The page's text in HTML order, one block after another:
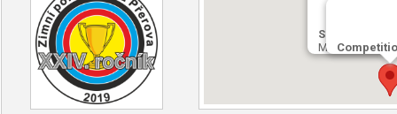
Shooting
Městská